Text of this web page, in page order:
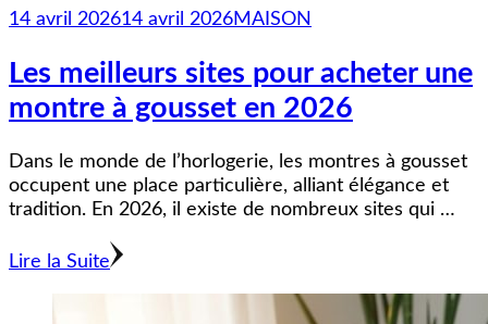
14 avril 202614 avril 2026MAISON
Les meilleurs sites pour acheter une
montre à gousset en 2026
Dans le monde de l’horlogerie, les montres à gousset
occupent une place particulière, alliant élégance et
tradition. En 2026, il existe de nombreux sites qui …
Lire la Suite